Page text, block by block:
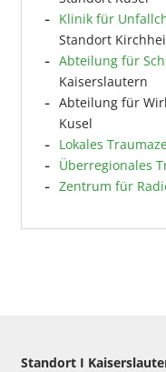
Klinik für
Standort
Abteilung für
Kaiserslautern
Abteilung für
Kusel
Lokales
Überregionales
Zentrum für
Standort I